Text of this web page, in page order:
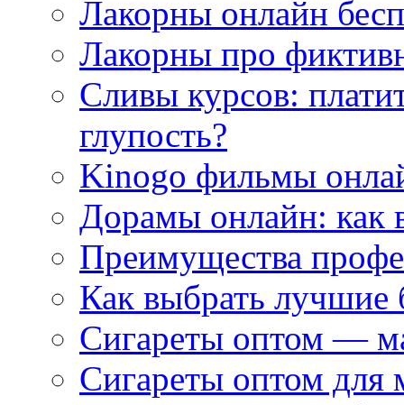
Лакорны онлайн
Лакорны про
Сливы курсов:
глупость?
Kinogo фильмы
Дорамы онлайн: как
Преимущества
Как выбрать
Сигареты оптом —
Сигареты оптом для